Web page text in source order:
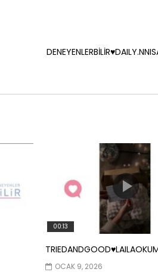
00:13
OCAK 9, 2026